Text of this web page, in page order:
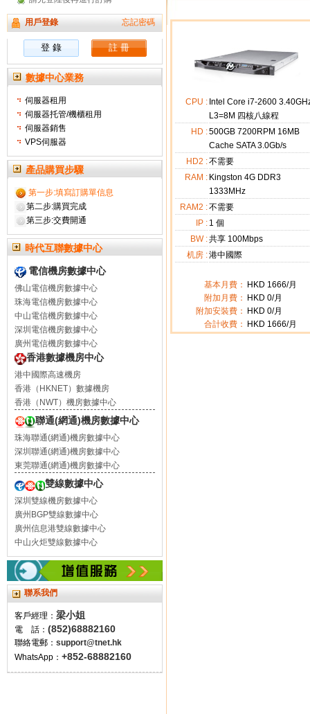
用戶登錄 忘記密碼
數據中心業務
伺服器租用
伺服器托管/機櫃租用
伺服器銷售
VPS伺服器
產品購買步驟
第一步:填寫訂購單信息
第二步:購買完成
第三步:交費開通
時代互聯數據中心
電信機房數據中心
佛山電信機房數據中心
珠海電信機房數據中心
中山電信機房數據中心
深圳電信機房數據中心
廣州電信機房數據中心
香港數據機房中心
港中國際高速機房
香港（HKNET）數據機房
香港（NWT）機房數據中心
聯通(網通)機房數據中心
珠海聯通(網通)機房數據中心
深圳聯通(網通)機房數據中心
東莞聯通(網通)機房數據中心
雙線數據中心
深圳雙線機房數據中心
廣州BGP雙線數據中心
廣州信息港雙線數據中心
中山火炬雙線數據中心
聯系我們
客戶經理： 梁小姐
電 話： (852)68882160
聯絡電郵： support@tnet.hk
WhatsApp： +852-68882160
CPU : Intel Core i7-2600
L3=8M 四核八線程
HD :500GB 7200RPM 16MB
Cache SATA 3.0Gb/s
HD2 :不需要
RAM : Kingston 4G DDR3
1333MHz
RAM2 :不需要
IP : 1 個
BW :共享 100Mbps
机房 :港中國際
基本月費： HKD 1666/月
附加月費：
HKD 0/月
附加安裝費：
HKD 0/月
合計收費：
HKD 1666/月